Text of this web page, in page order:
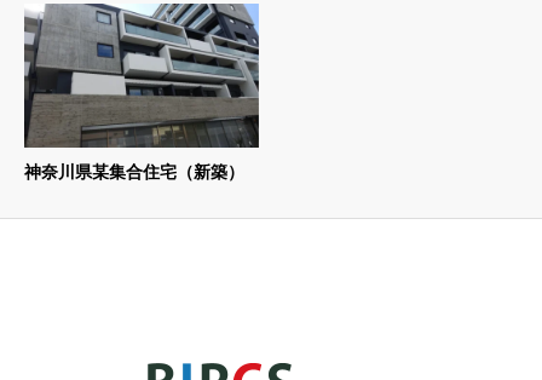
神奈川県某集合住宅（新築）